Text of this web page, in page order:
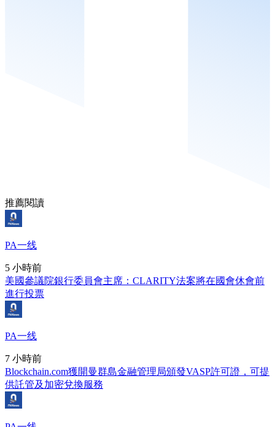
推薦閱讀
PA一线
5 小時前
美國參議院銀行委員會主席：CLARITY法案將在國會休會前
進行投票
PA一线
7 小時前
Blockchain.com獲開曼群島金融管理局頒發VASP許可證，可提
供託管及加密兌換服務